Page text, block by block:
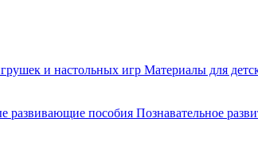
и настольных игр Материалы для
развивающие пособия Познавательное